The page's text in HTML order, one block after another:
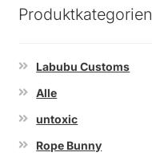
Produktkategorien
Labubu Customs
Alle
untoxic
Rope Bunny